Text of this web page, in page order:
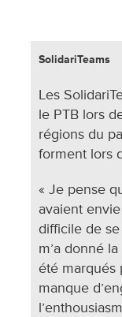
SolidariTeams
Les
le PTB lors
régions du
forment lors
« Je pense
avaient
difficile de se
m’a donné
été marqués
manque